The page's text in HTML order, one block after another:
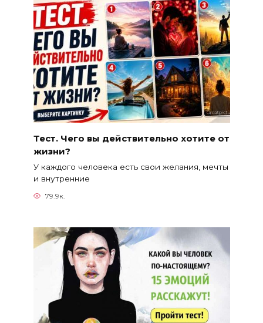
Тест. Чего вы действительно хотите от
жизни?
У каждого человека есть свои желания, мечты
и внутренние
79.9к.